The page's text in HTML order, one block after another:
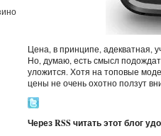
Цена, в принципе, адекватная,
Но, думаю, есть смысл
уложится. Хотя на топовые
цены не очень охотно ползут
Через RSS читать этот блог